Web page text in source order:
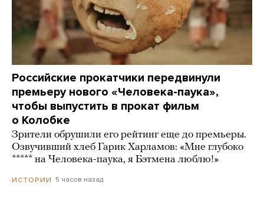
Российские прокатчики передвинули
премьеру нового «Человека-паука»,
чтобы выпустить в прокат фильм
о Колобке
Зрители обрушили его рейтинг еще до премьеры.
Озвучивший хлеб Гарик Харламов: «Мне глубоко
***** на Человека-паука, я Бэтмена люблю!»
ИСТОРИИ 5 часов назад